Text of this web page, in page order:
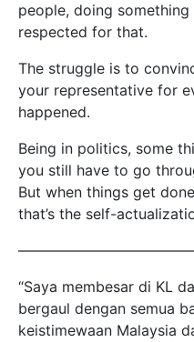
people, doing
respected for that.
The struggle is to
your representative for
happened.
Being in politics, some
you still have to go
But when things get
that’s the self-
“Saya membesar di KL
bergaul dengan semua
keistimewaan Malaysia